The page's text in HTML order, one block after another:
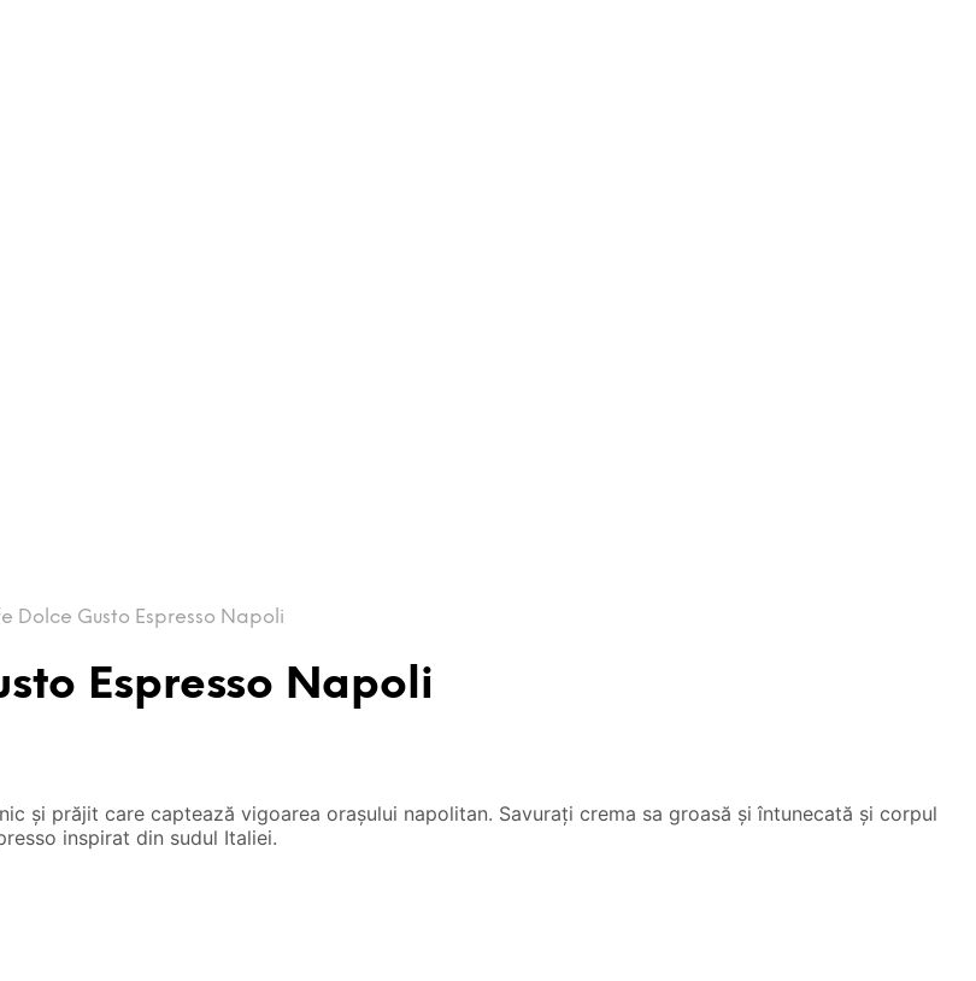
Dolce Gusto Espresso Napoli
Espresso Napoli
și prăjit care captează vigoarea orașului napolitan. Savurați crema sa groasă și întunecată și corpul
inspirat din sudul Italiei.